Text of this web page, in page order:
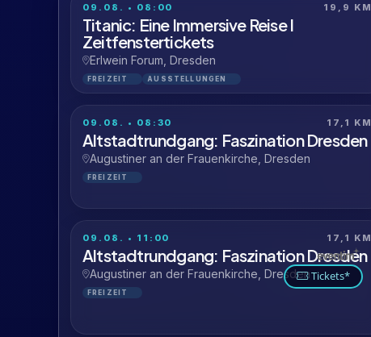
09.08. • 08:00 19,9 KM
Titanic: Eine Immersive Reise I
Zeitfenstertickets
Erlwein Forum, Dresden
FREIZEIT AUSSTELLUNGEN
09.08. • 08:30 17,1 KM
Altstadtrundgang: Faszination Dresden
Augustiner an der Frauenkirche, Dresden
FREIZEIT
09.08. • 11:00 17,1 KM
Altstadtrundgang: Faszination Dresden
Augustiner an der Frauenkirche, Dresden
FREIZEIT
Tickets*